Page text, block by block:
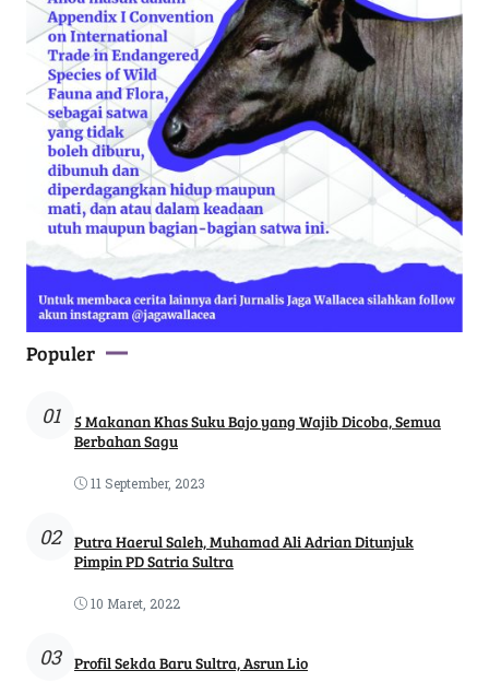
Populer
01
5 Makanan Khas Suku Bajo yang Wajib Dicoba, Semua
Berbahan Sagu
11 September, 2023
02
Putra Haerul Saleh, Muhamad Ali Adrian Ditunjuk
Pimpin PD Satria Sultra
10 Maret, 2022
03 Profil Sekda Baru Sultra, Asrun Lio